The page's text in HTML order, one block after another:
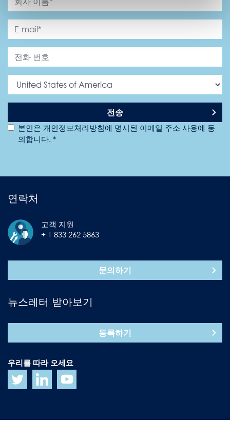
전송
본인은 개인정보처리방침에 명시된 이메일 주소 사용에 동
의합니다. *
연락처
고객 지원
+ 1 833 262 5863
문의하기
뉴스레터 받아보기
등록하기
우리를 따라 오세요